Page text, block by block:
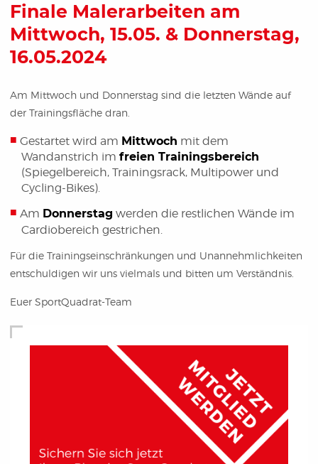
Finale Malerarbeiten am
Mittwoch, 15.05. & Donnerstag,
16.05.2024
Am Mittwoch und Donnerstag sind die letzten Wände auf
der Trainingsfläche dran.
Gestartet wird am Mittwoch mit dem
Wandanstrich im freien Trainingsbereich
(Spiegelbereich, Trainingsrack, Multipower und
Cycling-Bikes).
Am Donnerstag werden die restlichen Wände im
Cardiobereich gestrichen.
Für die Trainingseinschränkungen und Unannehmlichkeiten
entschuldigen wir uns vielmals und bitten um Verständnis.
Euer SportQuadrat-Team